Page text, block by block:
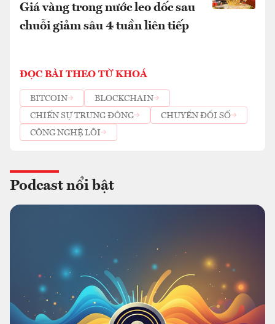
Giá vàng trong nước leo dốc sau
chuỗi giảm sâu 4 tuần liên tiếp
ĐỌC BÀI THEO TỪ KHOÁ
BITCOIN
BLOCKCHAIN
CHIẾN SỰ TRUNG ĐÔNG
CHUYỂN ĐỔI SỐ
CÔNG NGHỆ LÕI
Podcast nổi bật